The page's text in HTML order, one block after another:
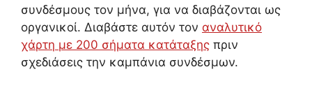
συνδέσμους τον μήνα, για να διαβάζονται ως
οργανικοί. Διαβάστε αυτόν τον αναλυτικό
χάρτη με 200 σήματα κατάταξης πριν
σχεδιάσεις την καμπάνια συνδέσμων.